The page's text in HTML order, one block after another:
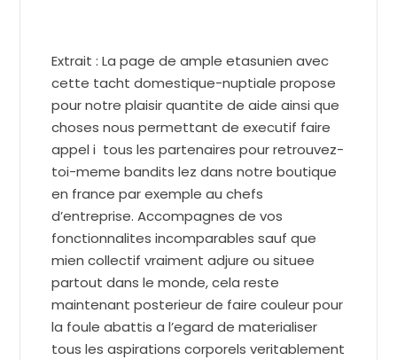
Extrait : La page de ample etasunien avec
cette tacht domestique-nuptiale propose
pour notre plaisir quantite de aide ainsi que
choses nous permettant de executif faire
appel i tous les partenaires pour retrouvez-
toi-meme bandits lez dans notre boutique
en france par exemple au chefs
d’entreprise. Accompagnes de vos
fonctionnalites incomparables sauf que
mien collectif vraiment adjure ou situee
partout dans le monde, cela reste
maintenant posterieur de faire couleur pour
la foule abattis a l’egard de materialiser
tous les aspirations corporels veritablement